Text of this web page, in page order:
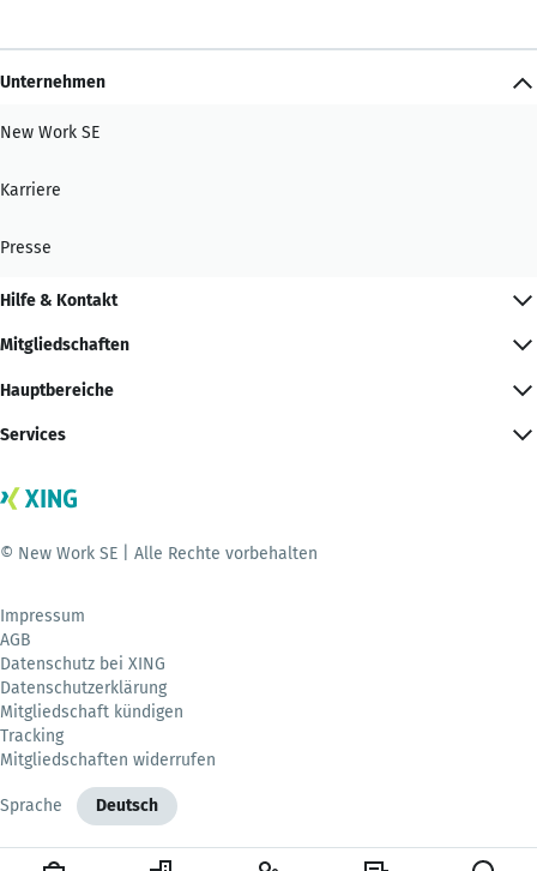
Unternehmen
New Work SE
Karriere
Presse
Hilfe & Kontakt
Mitgliedschaften
Hauptbereiche
Services
© New Work SE | Alle Rechte vorbehalten
Impressum
AGB
Datenschutz bei XING
Datenschutzerklärung
Mitgliedschaft kündigen
Tracking
Mitgliedschaften widerrufen
Sprache Deutsch